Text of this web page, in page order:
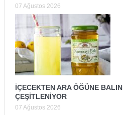
07 Ağustos 2026
İÇECEKTEN ARA ÖĞÜNE
ÇEŞİTLENİYOR
07 Ağustos 2026